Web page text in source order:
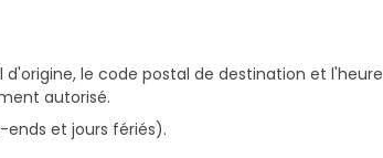
le code postal de destination et l'heure
autorisé.
ends et jours fériés).